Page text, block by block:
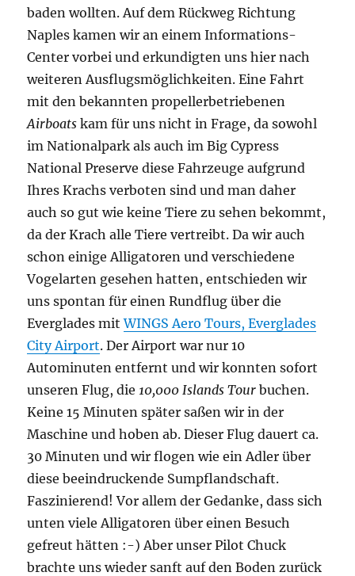
baden wollten. Auf dem Rückweg Richtung
Naples kamen wir an einem Informations-
Center vorbei und erkundigten uns hier nach
weiteren Ausflugsmöglichkeiten. Eine Fahrt
mit den bekannten propellerbetriebenen
Airboats kam für uns nicht in Frage, da sowohl
im Nationalpark als auch im Big Cypress
National Preserve diese Fahrzeuge aufgrund
Ihres Krachs verboten sind und man daher
auch so gut wie keine Tiere zu sehen bekommt,
da der Krach alle Tiere vertreibt. Da wir auch
schon einige Alligatoren und verschiedene
Vogelarten gesehen hatten, entschieden wir
uns spontan für einen Rundflug über die
Everglades mitWINGS Aero Tours, Everglades
City Airport. Der Airport war nur 10
Autominuten entfernt und wir konnten sofort
unseren Flug, die 10,000 Islands Tour buchen.
Keine 15 Minuten später saßen wir in der
Maschine und hoben ab. Dieser Flug dauert ca.
30 Minuten und wir flogen wie ein Adler über
diese beeindruckende Sumpflandschaft.
Faszinierend! Vor allem der Gedanke, dass sich
unten viele Alligatoren über einen Besuch
gefreut hätten :-) Aber unser Pilot Chuck
brachte uns wieder sanft auf den Boden zurück